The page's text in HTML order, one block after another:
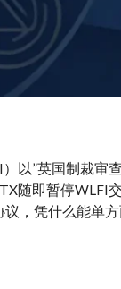
以”英国制裁审
随即暂停WLFI交
，凭什么能单